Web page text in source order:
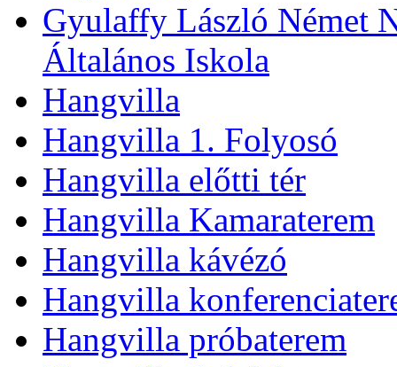
Gyulaffy László Német
Általános Iskola
Hangvilla
Hangvilla 1. Folyosó
Hangvilla előtti tér
Hangvilla Kamaraterem
Hangvilla kávézó
Hangvilla
Hangvilla próbaterem